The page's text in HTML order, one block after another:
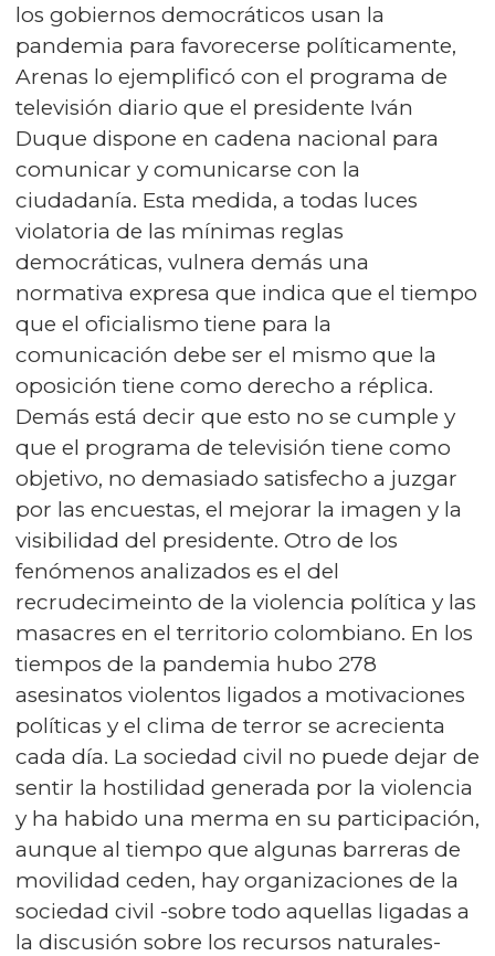
los gobiernos democráticos usan la
pandemia para favorecerse políticamente,
Arenas lo ejemplificó con el programa de
televisión diario que el presidente Iván
Duque dispone en cadena nacional para
comunicar y comunicarse con la
ciudadanía. Esta medida, a todas luces
violatoria de las mínimas reglas
democráticas, vulnera demás una
normativa expresa que indica que el tiempo
que el oficialismo tiene para la
comunicación debe ser el mismo que la
oposición tiene como derecho a réplica.
Demás está decir que esto no se cumple y
que el programa de televisión tiene como
objetivo, no demasiado satisfecho a juzgar
por las encuestas, el mejorar la imagen y la
visibilidad del presidente. Otro de los
fenómenos analizados es el del
recrudecimeinto de la violencia política y las
masacres en el territorio colombiano. En los
tiempos de la pandemia hubo 278
asesinatos violentos ligados a motivaciones
políticas y el clima de terror se acrecienta
cada día. La sociedad civil no puede dejar de
sentir la hostilidad generada por la violencia
y ha habido una merma en su participación,
aunque al tiempo que algunas barreras de
movilidad ceden, hay organizaciones de la
sociedad civil -sobre todo aquellas ligadas a
la discusión sobre los recursos naturales-